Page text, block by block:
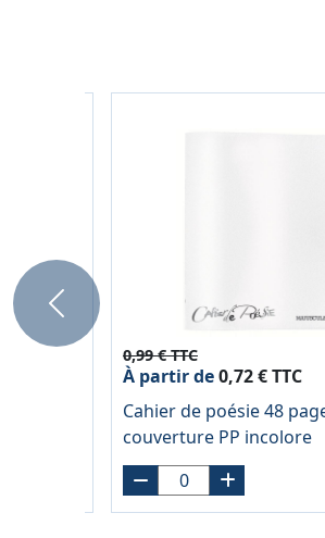
0,99 € TTC
À partir de0,72 € TTC
Cahier de poésie 48
couverture PP incolore
Previous